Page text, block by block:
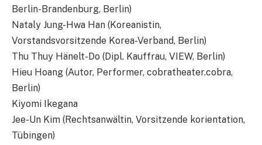
Berlin-Brandenburg, Berlin)
Nataly Jung-Hwa Han (Koreanistin,
Vorstandsvorsitzende Korea-Verband, Berlin)
Thu Thuy Hänelt-Do (Dipl. Kauffrau, VIEW, Berlin)
Hieu Hoang (Autor, Performer, cobratheater.cobra,
Berlin)
Kiyomi Ikegana
Jee-Un Kim (Rechtsanwältin, Vorsitzende korientation,
Tübingen)